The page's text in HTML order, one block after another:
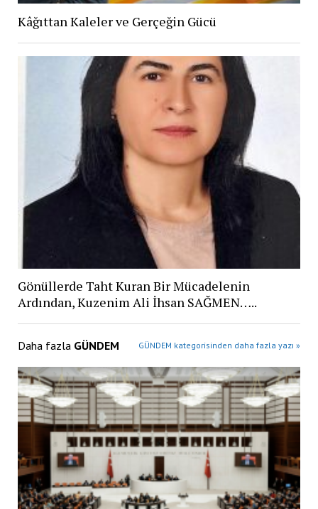
Kâğıttan Kaleler ve Gerçeğin Gücü
Gönüllerde Taht Kuran Bir Mücadelenin
Ardından, Kuzenim Ali İhsan SAĞMEN…..
Daha fazla GÜNDEM GÜNDEM kategorisinden daha fazla yazı »